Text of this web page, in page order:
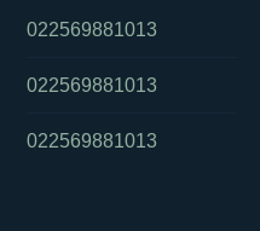
022569881013
022569881013
022569881013